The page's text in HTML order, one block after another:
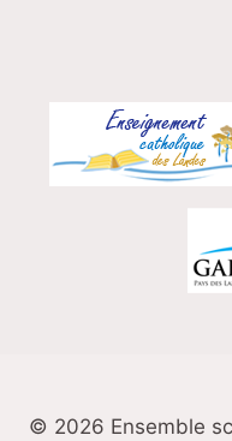
© 2026 Ensemble